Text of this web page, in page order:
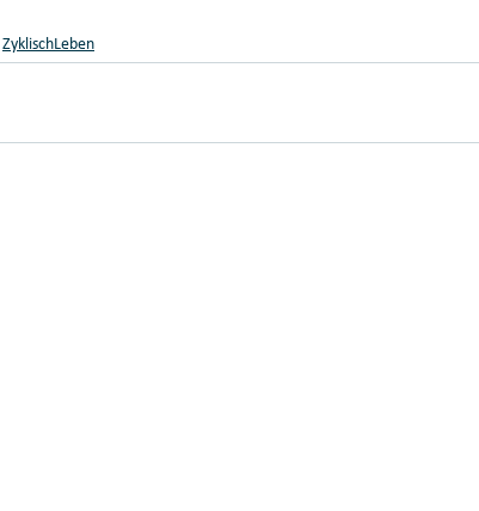
ZyklischLeben